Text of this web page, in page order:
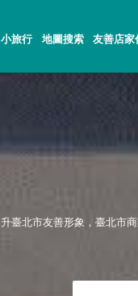
小旅行 地圖搜索 友善店家
臺北市友善形象，臺北市